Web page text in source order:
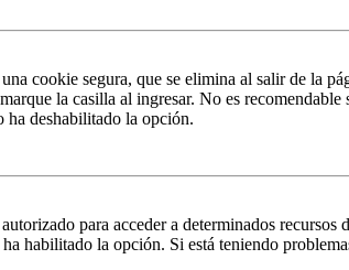
cookie segura, que se elimina al salir de la
la casilla al ingresar. No es
ha deshabilitado la opción.
para acceder a determinados
habilitado la opción. Si está teniendo